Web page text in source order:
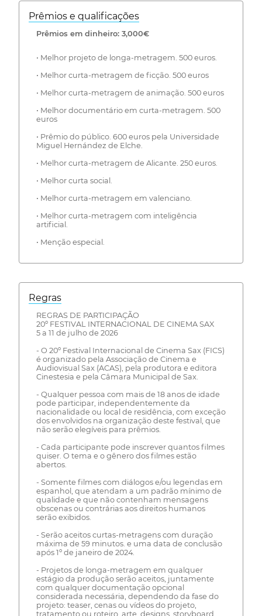
Prêmios e qualificações
Prêmios em dinheiro: 3,000€
• Melhor projeto de longa-metragem. 500 euros.
• Melhor curta-metragem de ficção. 500 euros
• Melhor curta-metragem de animação. 500 euros
• Melhor documentário em curta-metragem. 500
euros
• Prêmio do público. 600 euros pela Universidade
Miguel Hernández de Elche.
• Melhor curta-metragem de Alicante. 250 euros.
• Melhor curta social.
• Melhor curta-metragem em valenciano.
• Melhor curta-metragem com inteligência
artificial.
• Menção especial.
Regras
REGRAS DE PARTICIPAÇÃO
20º FESTIVAL INTERNACIONAL DE CINEMA SAX
5 a 11 de julho de 2026
- O 20º Festival Internacional de Cinema Sax (FICS)
é organizado pela Associação de Cinema e
Audiovisual Sax (ACAS), pela produtora e editora
Cinestesia e pela Câmara Municipal de Sax.
- Qualquer pessoa com mais de 18 anos de idade
pode participar, independentemente da
nacionalidade ou local de residência, com exceção
dos envolvidos na organização deste festival, que
não serão elegíveis para prêmios.
- Cada participante pode inscrever quantos filmes
quiser. O tema e o gênero dos filmes estão
abertos.
- Somente filmes com diálogos e/ou legendas em
espanhol, que atendam a um padrão mínimo de
qualidade e que não contenham mensagens
obscenas ou contrárias aos direitos humanos
serão exibidos.
- Serão aceitos curtas-metragens com duração
máxima de 59 minutos. e uma data de conclusão
após 1º de janeiro de 2024.
- Projetos de longa-metragem em qualquer
estágio da produção serão aceitos, juntamente
com qualquer documentação opcional
considerada necessária, dependendo da fase do
projeto: teaser, cenas ou vídeos do projeto,
tratamento ou roteiro, arte, designs, storyboard,